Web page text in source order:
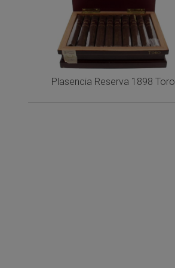
Plasencia Reserva 1898 Toro